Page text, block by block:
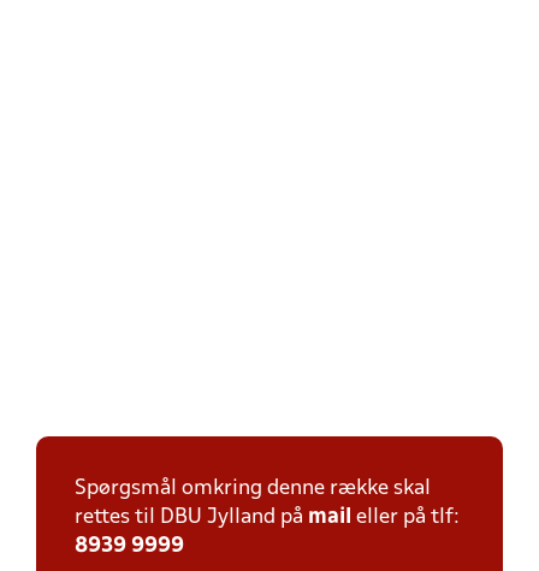
Spørgsmål omkring denne række skal
rettes til DBU Jylland på mail eller på tlf:
8939 9999